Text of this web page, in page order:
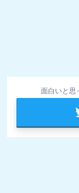
面白いと思